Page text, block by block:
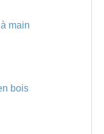
main
bois